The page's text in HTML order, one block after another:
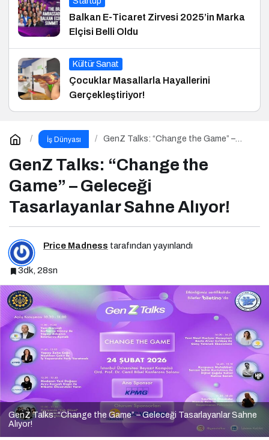
Balkan E-Ticaret Zirvesi 2025’in Marka
Elçisi Belli Oldu
Kültür Sanat
Çocuklar Masallarla Hayallerini
Gerçekleştiriyor!
İş Dünyası
GenZ Talks: “Change the Game” –
GenZ Talks: “Change the
Game” – Geleceği
Tasarlayanlar Sahne Alıyor!
Price Madness tarafından yayınlandı
3dk, 28sn
GenZ Talks: “Change the Game” – Geleceği Tasarlayanlar Sahne
Alıyor!